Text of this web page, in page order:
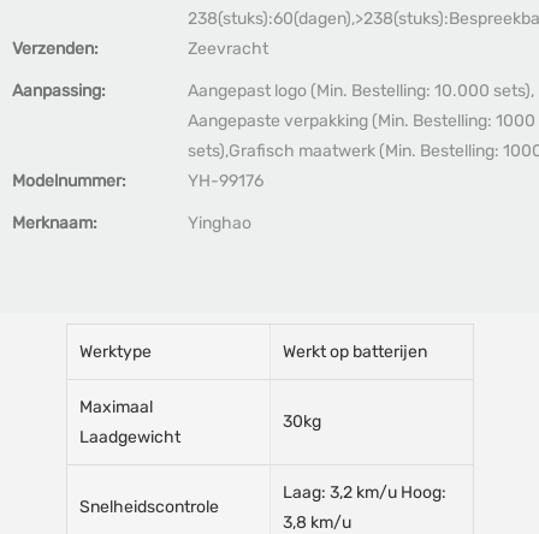
Verzenden:
Zeevracht
Aanpassing:
Aangepast logo (Min. Bestelling: 10.000 sets),
Aangepaste verpakking (Min. Bestelling: 1000
sets),Grafisch maatwerk (Min. Bestelling:
Modelnummer:
YH-99176
Merknaam: Yinghao
Werktype Werkt op batterijen
Maximaal
Laadgewicht
30kg
Snelheidscontrole
Laag: 3,2 km/u Hoog:
3,8 km/u